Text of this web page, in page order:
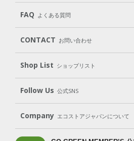
Cleaning Baby
Body（ボディ） Hair（ヘア）
Goods （グッズ）
Gift set
User Guide
Subscription（定
FAQ よくある質問
CONTACT お問い合わせ
Shop List ショップリスト
Shop List
Follow Us 公式SNS
LINE＠ Instagram
Company エコストアジャパンについて
会社案内 ご利用規約 プ